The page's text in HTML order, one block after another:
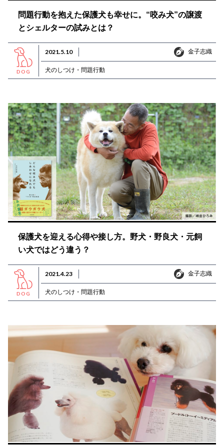
問題行動を抱えた保護犬も幸せに。“咬み犬”の譲渡
とシェルターの試みとは？
DOG
2021.5.10 金子志織
金子志織
犬のしつけ・問題行動
保護犬を迎える心得や接し方。野犬・野良犬・元飼
い犬ではどう違う？
DOG
2021.4.23 金子志織
金子志織
犬のしつけ・問題行動